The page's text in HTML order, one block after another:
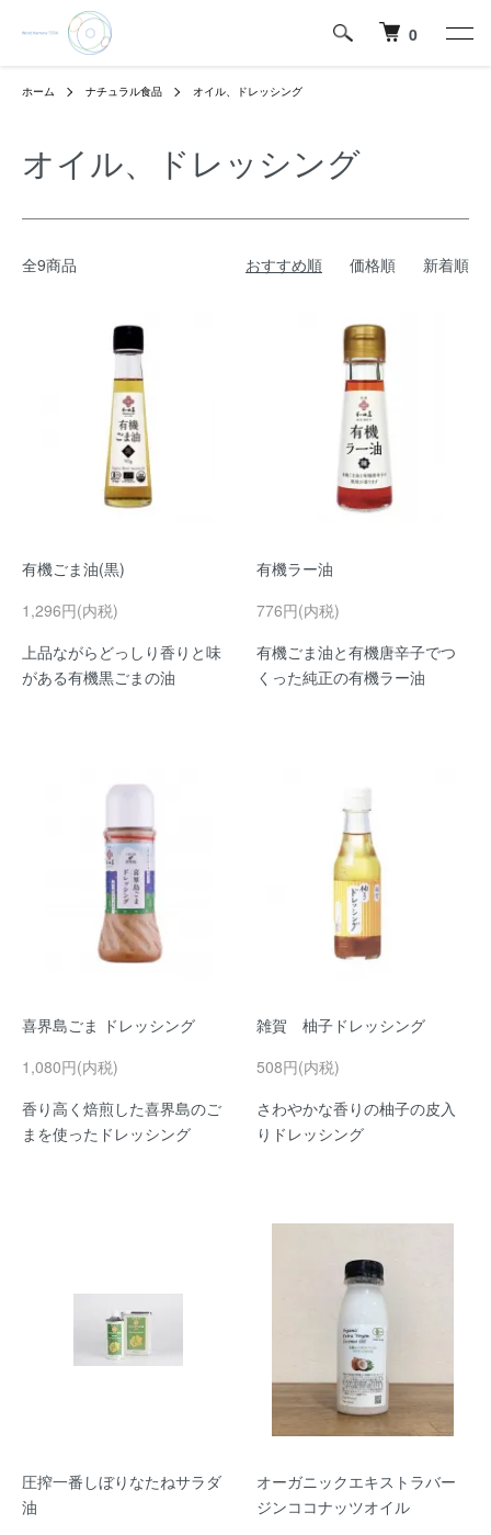
0
ホーム ナチュラル食品 オイル、ドレッシング
オイル、ドレッシング
全9商品 おすすめ順 価格順 新着順
有機ごま油(黒)
1,296円(内税)
上品ながらどっしり香りと味
がある有機黒ごまの油
有機ラー油
776円(内税)
有機ごま油と有機唐辛子でつ
くった純正の有機ラー油
喜界島ごま ドレッシング
1,080円(内税)
香り高く焙煎した喜界島のご
まを使ったドレッシング
雑賀 柚子ドレッシング
508円(内税)
さわやかな香りの柚子の皮入
りドレッシング
圧搾一番しぼりなたねサラダ
油
オーガニックエキストラバー
ジンココナッツオイル